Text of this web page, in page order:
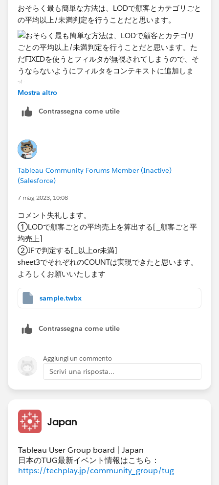
おそらく最も簡単な方法は、LODで顧客とカテゴリごと
の平均以上/未満判定を​行うことだと思います。
ただFIXEDを使うとフィルタが無視されてしまうので、
Mostra altro
Contrassegna come utile
Tableau Community Forums Member (Inactive)
(Salesforce)
7 mag 2023, 10:08
コメント失礼します。
①LODで顧客ごとの平均売上を算出する[_顧客ごと平
均売上]​
②IF​で判定する[_以上or未満]
sheet3でそれぞれのCOUNTは実現できたと思います。
よろしくお願いいたします​
sample.twbx
Contrassegna come utile
Aggiungi un commento
Scrivi una risposta...
Japan
Tableau User Group board | Japan
日本のTUG最新イベント情報はこちら：
https://techplay.jp/community_group/tug